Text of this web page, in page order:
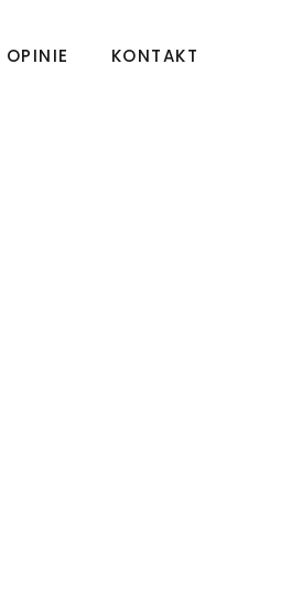
OPINIE KONTAKT